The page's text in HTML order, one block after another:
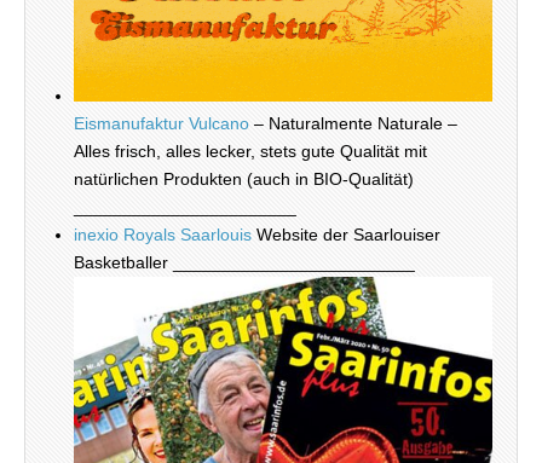
Eismanufaktur Vulcano – Naturalmente Naturale –
Alles frisch, alles lecker, stets gute Qualität mit
natürlichen Produkten (auch in BIO-Qualität)
inexio Royals Saarlouis Website der Saarlouiser
Basketballer _________________________